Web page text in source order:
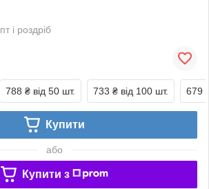
і роздріб
788 ₴ від 50 шт. 733 ₴ від 100 шт. 679
Купити
або
Купити з